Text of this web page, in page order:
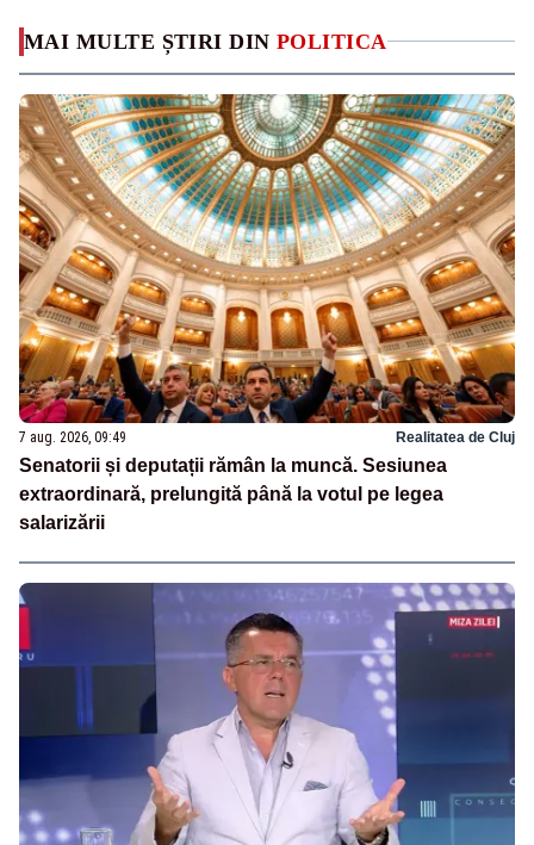
MAI MULTE ȘTIRI DIN POLITICA
7 aug. 2026, 09:49 Realitatea de Cluj
Senatorii și deputații rămân la muncă. Sesiunea
extraordinară, prelungită până la votul pe legea
salarizării